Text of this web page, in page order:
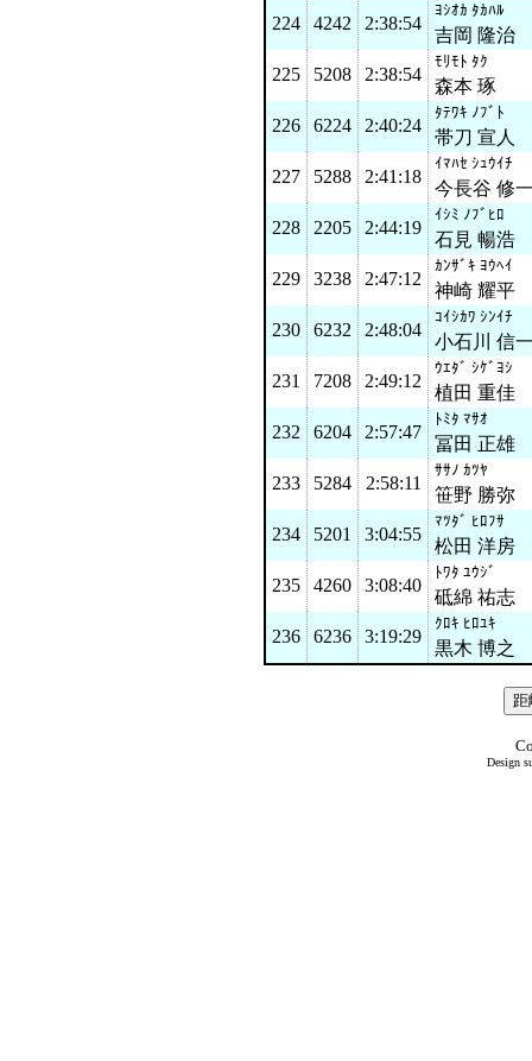
224
4242 2:38:54
ﾖｼｵｶ ﾀｶﾊﾙ
吉岡 隆治
225
5208 2:38:54
ﾓﾘﾓﾄ ﾀｸ
森本 琢
226
6224 2:40:24
ﾀﾃﾜｷ ﾉﾌﾞﾄ
帯刀 宣人
227
5288 2:41:18
ｲﾏﾊｾ ｼｭｳｲﾁ
今長谷 修
228
2205 2:44:19
ｲｼﾐ ﾉﾌﾞﾋﾛ
石見 暢浩
229
3238 2:47:12
ｶﾝｻﾞｷ ﾖｳﾍｲ
神崎 耀平
230
6232 2:48:04
ｺｲｼｶﾜ ｼﾝｲﾁ
小石川 信
231
7208 2:49:12
ｳｴﾀﾞ ｼｹﾞﾖｼ
植田 重佳
232
6204 2:57:47
ﾄﾐﾀ ﾏｻｵ
冨田 正雄
233
5284 2:58:11
ｻｻﾉ ｶﾂﾔ
笹野 勝弥
234
5201 3:04:55
ﾏﾂﾀﾞ ﾋﾛﾌｻ
松田 洋房
235
4260 3:08:40
ﾄﾜﾀ ﾕｳｼﾞ
砥綿 祐志
236
6236 3:19:29
ｸﾛｷ ﾋﾛﾕｷ
黒木 博之
Design